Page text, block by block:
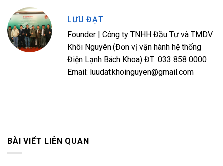
BÀI VIẾT LIÊN QUAN
LƯU ĐẠT
Founder | Công ty TNHH Đầu Tư và TMDV
Khôi Nguyên (Đơn vị vận hành hệ thống
Điện Lạnh Bách Khoa) ĐT: 033 858 0000
Email: luudat.khoinguyen@gmail.com